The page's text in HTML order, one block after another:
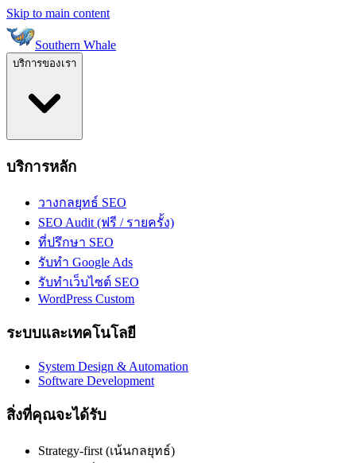
Skip to main content
Southern Whale
บริการของเรา
บริการหลัก
วางกลยุทธ์ SEO
SEO Audit (ฟรี / รายครั้ง)
ที่ปรึกษา SEO
รับทำ Google Ads
รับทำเว็บไซต์ SEO
WordPress Custom
ระบบและเทคโนโลยี
System Design & Automation
Software Development
สิ่งที่คุณจะได้รับ
Strategy-first (เน้นกลยุทธ์)